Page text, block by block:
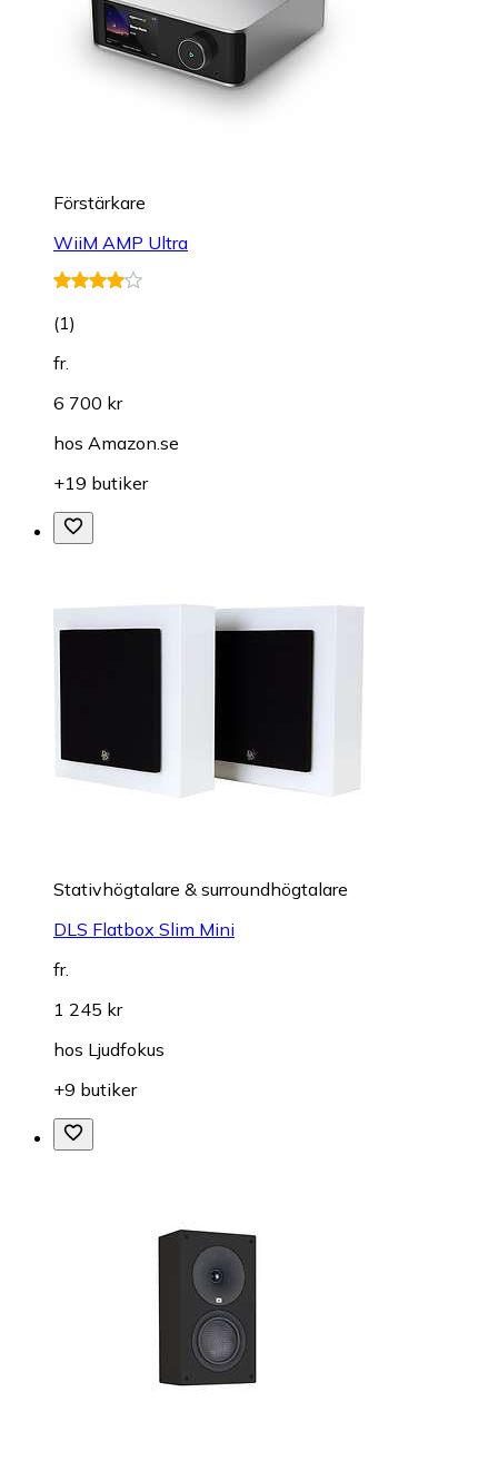
Förstärkare
WiiM AMP Ultra
(1)
fr.
6 700 kr
hos Amazon.se
+19 butiker
Stativhögtalare & surroundhögtalare
DLS Flatbox Slim Mini
fr.
1 245 kr
hos Ljudfokus
+9 butiker